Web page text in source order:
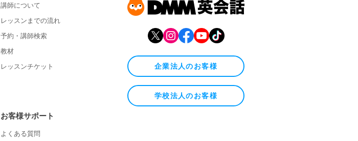
講師について
レッスンまでの流れ
予約・講師検索
教材
レッスンチケット
お客様サポート
よくある質問
企業法人のお客様
学校法人のお客様